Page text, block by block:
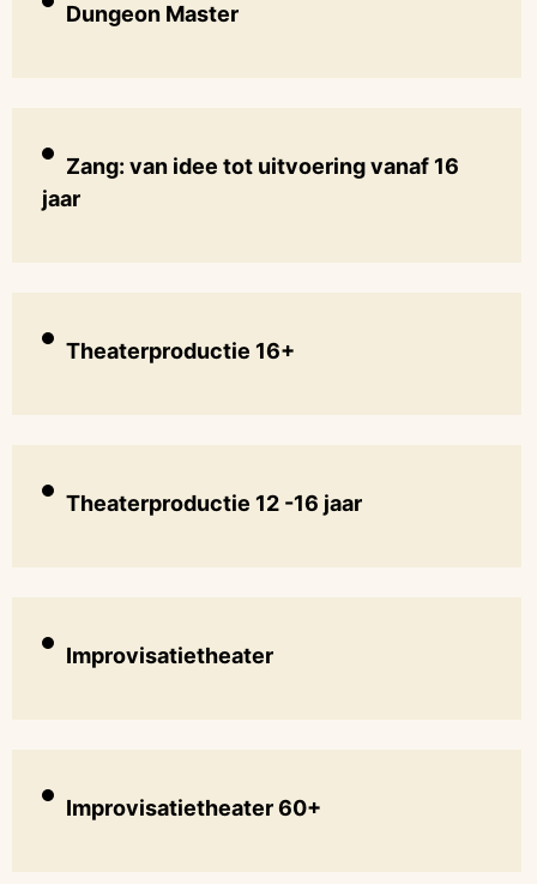
Dungeon Master
Zang: van idee tot uitvoering vanaf 16
jaar
Theaterproductie 16+
Theaterproductie 12 -16 jaar
Improvisatietheater
Improvisatietheater 60+